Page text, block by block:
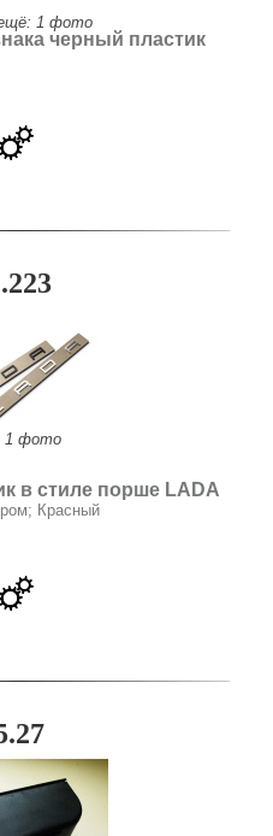
1 фото
черный пластик
1 фото
в стиле порше LADA
Красный